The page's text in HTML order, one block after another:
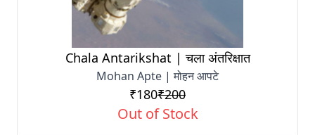
Chala Antarikshat | चला अंतरिक्षात
Mohan Apte | मोहन आपटे
₹180₹200
Out of Stock